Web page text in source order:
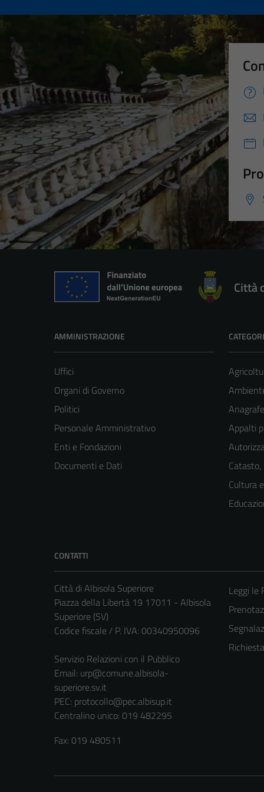
Città
AMMINISTRAZIONE
Uffici
Organi di Governo
Politici
Personale Amministrativo
Enti e Fondazioni
Documenti e Dati
Appalti
Catasto,
Cultura
CONTATTI
Città di Albisola Superiore
Piazza della Libertà 19 17011 - Albisola
Superiore (SV)
Codice fiscale / P. IVA: 00340950096
Servizio Relazioni con il Pubblico
Email: urp@comune.albisola-
superiore.sv.it
PEC: protocollo@pec.albisup.it
Centralino unico: 019 482295
Fax: 019 480511
Leggi le